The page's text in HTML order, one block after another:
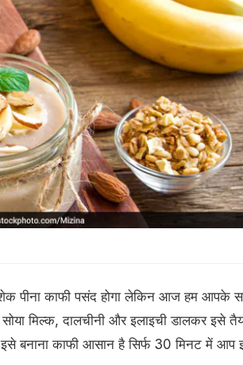
शेक पीना काफी पसंद होगा लेकिन आज हम आपके
मिल्क, दालचीनी और इलाइची डालकर इसे
बनाना काफी आसान है सिर्फ 30 मिनट में आप